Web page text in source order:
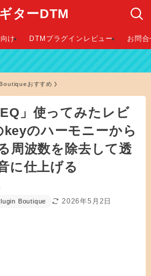
ターDTM
け DTMプラグインレビュー お問
おすすめ
」使ってみたレビ
keyのハーモニーから
周波数を除去して透
に仕上げる
Boutique 2026年5月2日